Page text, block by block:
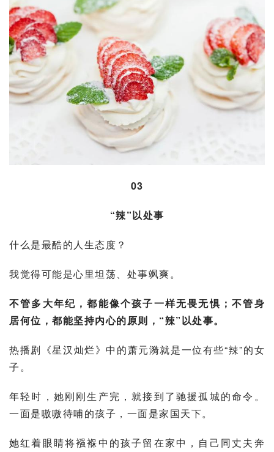
03
“辣”以处事
什么是最酷的人生态度？
我觉得可能是心里坦荡、处事飒爽。
不管多大年纪，都能像个孩子一样无畏无惧；不管身
居何位，都能坚持内心的原则，“辣”以处事。
热播剧《星汉灿烂》中的萧元漪就是一位有些“辣”的女
子。
年轻时，她刚刚生产完，就接到了驰援孤城的命令。
一面是嗷嗷待哺的孩子，一面是家国天下。
她红着眼睛将襁褓中的孩子留在家中，自己同丈夫奔